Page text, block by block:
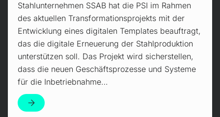
Stahlunternehmen SSAB hat die PSI im Rahmen
des aktuellen Transformationsprojekts mit der
Entwicklung eines digitalen Templates beauftragt,
das die digitale Erneuerung der Stahlproduktion
unterstützen soll. Das Projekt wird sicherstellen,
dass die neuen Geschäftsprozesse und Systeme
für die Inbetriebnahme…